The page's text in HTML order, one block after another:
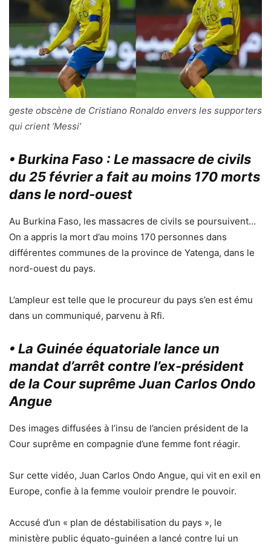
geste obscène de Cristiano Ronaldo envers les supporters
qui crient ‘Messi’
• Burkina Faso : Le massacre de civils
du 25 février a fait au moins 170 morts
dans le nord-ouest
Au Burkina Faso, les massacres de civils se poursuivent…
On a appris la mort d’au moins 170 personnes dans
différentes communes de la province de Yatenga, dans le
nord-ouest du pays.
L’ampleur est telle que le procureur du pays s’en est ému
dans un communiqué, parvenu à Rfi.
• La Guinée équatoriale lance un
mandat d’arrêt contre l’ex-président
de la Cour suprême Juan Carlos Ondo
Angue
Des images diffusées à l’insu de l’ancien président de la
Cour suprême en compagnie d’une femme font réagir.
Sur cette vidéo, Juan Carlos Ondo Angue, qui vit en exil en
Europe, confie à la femme vouloir prendre le pouvoir.
Accusé d’un « plan de déstabilisation du pays », le
ministère public équato-guinéen a lancé contre lui un